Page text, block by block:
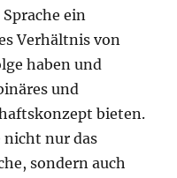
ein
Verhältnis von
haben und
und
bieten.
nicht nur das
sondern auch